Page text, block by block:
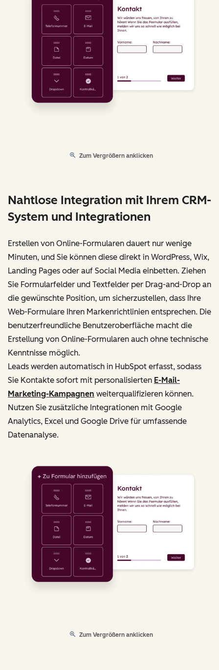
Zum Vergrößern anklicken
Nahtlose Integration mit Ihrem CRM-
System und Integrationen
Erstellen von Online-Formularen dauert nur wenige
Minuten, und Sie können diese direkt in WordPress, Wix,
Landing Pages oder auf Social Media einbetten. Ziehen
Sie Formularfelder und Textfelder per Drag-and-Drop an
die gewünschte Position, um sicherzustellen, dass Ihre
Web-Formulare Ihren Markenrichtlinien entsprechen. Die
benutzerfreundliche Benutzeroberfläche macht die
Erstellung von Online-Formularen auch ohne technische
Kenntnisse möglich.
Leads werden automatisch in HubSpot erfasst, sodass
Sie Kontakte sofort mit personalisierten E-Mail-
Marketing-Kampagnen weiterqualifizieren können.
Nutzen Sie zusätzliche Integrationen mit Google
Analytics, Excel und Google Drive für umfassende
Datenanalyse.
Zum Vergrößern anklicken